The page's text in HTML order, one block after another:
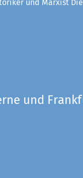
und Marxist
und